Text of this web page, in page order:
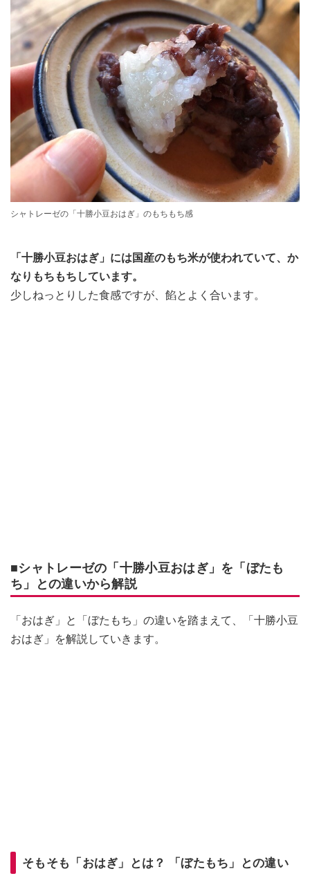
シャトレーゼの「十勝小豆おはぎ」のもちもち感
「十勝小豆おはぎ」には国産のもち米が使われていて、か
なりもちもちしています。
少しねっとりした食感ですが、餡とよく合います。
■シャトレーゼの「十勝小豆おはぎ」を「ぼたも
ち」との違いから解説
「おはぎ」と「ぼたもち」の違いを踏まえて、「十勝小豆
おはぎ」を解説していきます。
そもそも「おはぎ」とは？ 「ぼたもち」との違い